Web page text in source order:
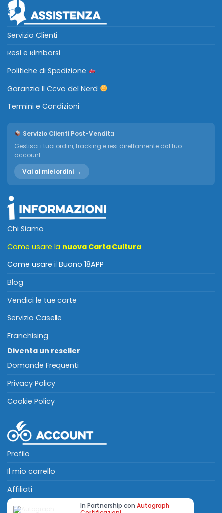
Servizio Clienti
Resi e Rimborsi
Politiche di Spedizione
Garanzia Il Covo del Nerd
Termini e Condizioni
Servizio Clienti Post-Vendita
Gestisci i tuoi ordini, tracking e resi direttamente dal tuo
account.
Vai ai miei ordini →
Chi Siamo
Come usare la nuova Carta Cultura
Come usare il Buono 18APP
Blog
Vendici le tue carte
Servizio Caselle
Franchising
Diventa un reseller
Domande Frequenti
Privacy Policy
Cookie Policy
Profilo
Il mio carrello
Affiliati
In Partnership con Autograph